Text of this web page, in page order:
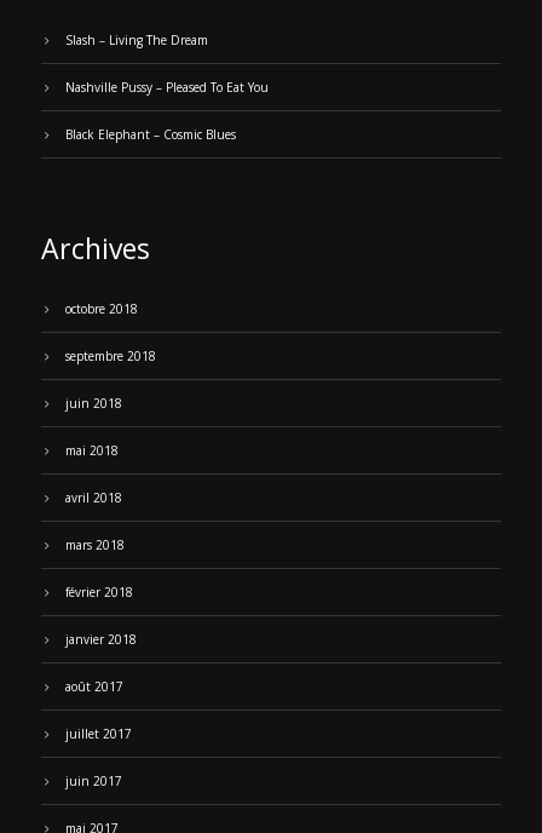
Slash – Living The Dream
Nashville Pussy – Pleased To Eat You
Black Elephant – Cosmic Blues
Archives
octobre 2018
septembre 2018
juin 2018
mai 2018
avril 2018
mars 2018
février 2018
janvier 2018
août 2017
juillet 2017
juin 2017
mai 2017